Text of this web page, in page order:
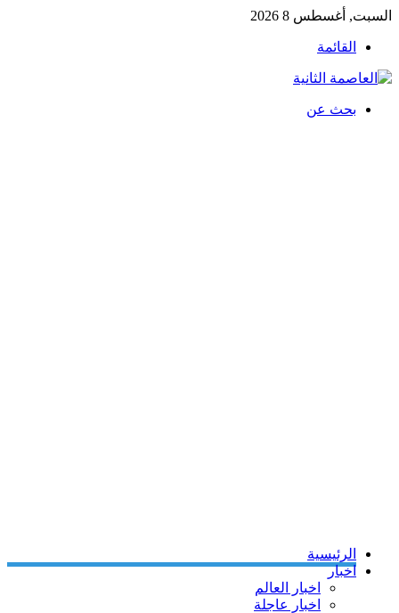
السبت, أغسطس 8 2026
القائمة
بحث عن
الرئيسية
اخبار
اخبار العالم
اخبار عاجلة